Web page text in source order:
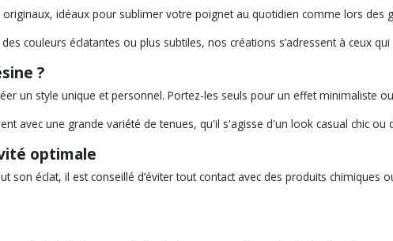
idéaux pour sublimer votre poignet au quotidien comme lors des
couleurs éclatantes ou plus subtiles, nos créations s’adressent à ceux
?
un style unique et personnel. Portez-les seuls pour un effet minimaliste
avec une grande variété de tenues, qu'il s'agisse d'un look casual chic ou
optimale
son éclat, il est conseillé d’éviter tout contact avec des produits chimiques